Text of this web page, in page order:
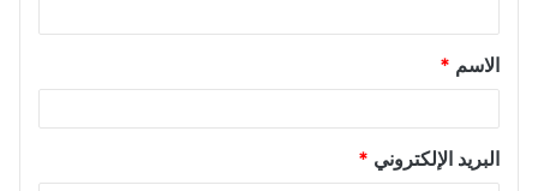
ق
*
الاسم *
البريد الإلكتروني *